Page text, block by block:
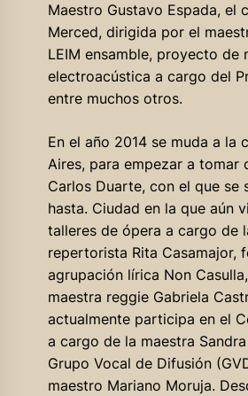
Maestro Gustavo Espada, el
Merced, dirigida por el
LEIM ensamble, proyecto de
electroacústica a cargo del
entre muchos otros.
En el año 2014 se muda a la
Aires, para empezar a tomar
Carlos Duarte, con el que se
hasta. Ciudad en la que aún
talleres de ópera a cargo de
repertorista Rita Casamajor,
agrupación lírica Non
maestra reggie Gabriela
actualmente participa en el
a cargo de la maestra
Grupo Vocal de Difusión
maestro Mariano Moruja.